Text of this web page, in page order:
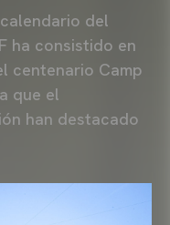
del
ha consistido en
centenario Camp
que el
han destacado